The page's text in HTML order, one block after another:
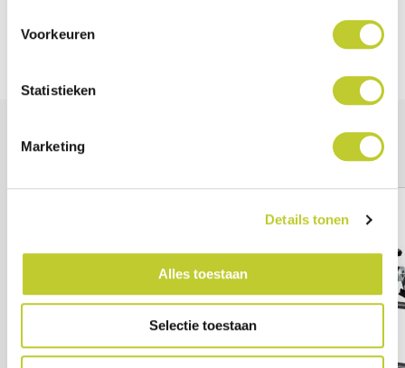
Voorkeuren
Statistieken
Marketing
Details tonen
Alles toestaan
Selectie toestaan
Anderen bekeken ook